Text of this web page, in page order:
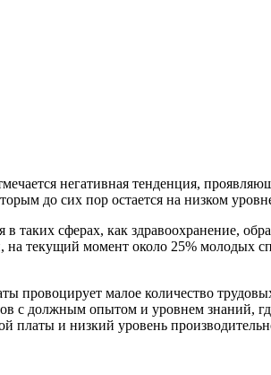
негативная тенденция,
до сих пор остается на низком
в таких сферах, как здравоохранение,
на текущий момент около 25% молодых
провоцирует малое количество
с должным опытом и уровнем знаний,
и низкий уровень